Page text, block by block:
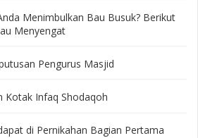
Menimbulkan Bau Busuk? Berikut
Menyengat
Pengurus Masjid
Kotak Infaq Shodaqoh
di Pernikahan Bagian Pertama